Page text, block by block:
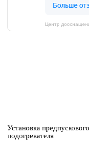
Центр
Установка предпускового
подогревателя